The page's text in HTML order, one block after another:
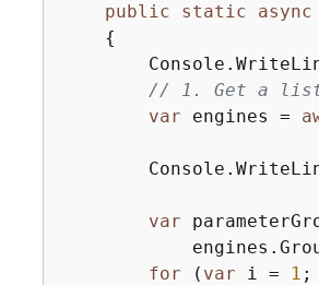
public
static async
{
// 1. Get a list
var engines =
var
for ( var i = 1 ;